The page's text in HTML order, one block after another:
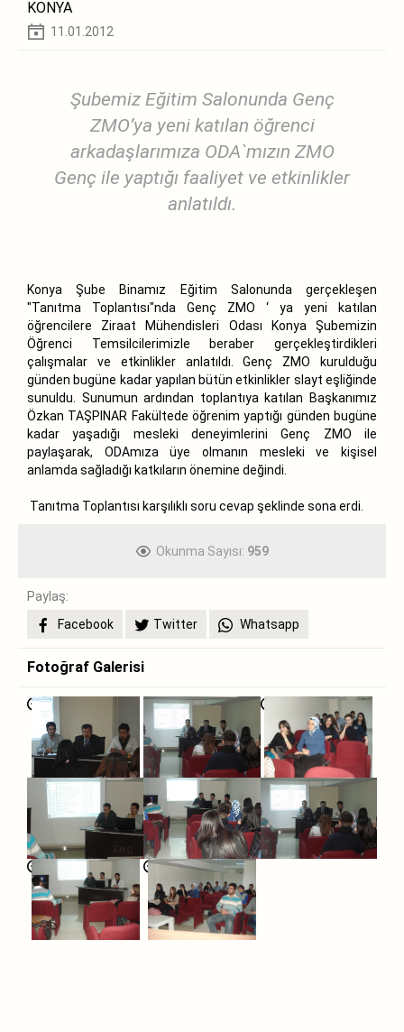
KONYA
11.01.2012
Şubemiz Eğitim Salonunda Genç
ZMO’ya yeni katılan öğrenci
arkadaşlarımıza ODA`mızın ZMO
Genç ile yaptığı faaliyet ve etkinlikler
anlatıldı.
Konya Şube Binamız Eğitim Salonunda gerçekleşen
"Tanıtma Toplantısı"nda Genç ZMO ‘ ya yeni katılan
öğrencilere Ziraat Mühendisleri Odası Konya Şubemizin
Öğrenci Temsilcilerimizle beraber gerçekleştirdikleri
çalışmalar ve etkinlikler anlatıldı. Genç ZMO kurulduğu
günden bugüne kadar yapılan bütün etkinlikler slayt eşliğinde
sunuldu. Sunumun ardından toplantıya katılan Başkanımız
Özkan TAŞPINAR Fakültede öğrenim yaptığı günden bugüne
kadar yaşadığı mesleki deneyimlerini Genç ZMO ile
paylaşarak, ODAmıza üye olmanın mesleki ve kişisel
anlamda sağladığı katkıların önemine değindi.
Tanıtma Toplantısı karşılıklı soru cevap şeklinde sona erdi.
Okunma Sayısı: 959
Paylaş:
Facebook
Twitter Whatsapp
Fotoğraf Galerisi